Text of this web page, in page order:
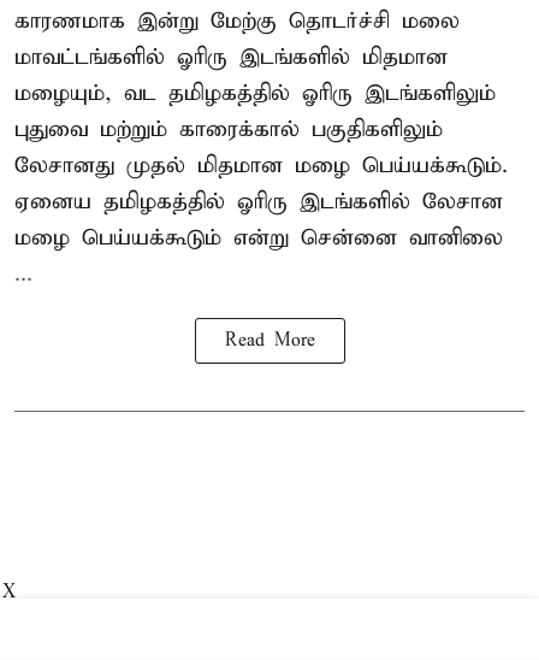
காரணமாக இன்று மேற்கு தொடர்ச்சி மலை
மாவட்டங்களில் ஓரிரு இடங்களில் மிதமான
மழையும், வட தமிழகத்தில் ஓரிரு இடங்களிலும்
புதுவை மற்றும் காரைக்கால் பகுதிகளிலும்
லேசானது முதல் மிதமான மழை பெய்யக்கூடும்.
ஏனைய தமிழகத்தில் ஓரிரு இடங்களில் லேசான
மழை பெய்யக்கூடும் என்று சென்னை வானிலை
...
Read More
X